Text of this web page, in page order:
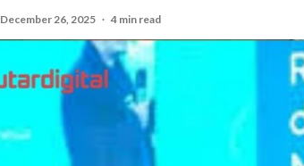
December 26, 2025 4 min read